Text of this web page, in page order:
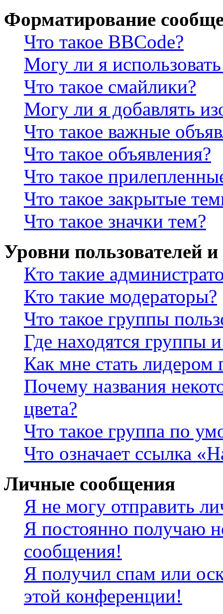
Форматирование
Что такое BBCode?
Могу ли я
Что такое смайлики?
Могу ли я добавлять
Что такое важные
Что такое объявления?
Что такое
Что такое закрытые
Что такое значки тем?
Уровни пользователей
Кто такие
Кто такие модераторы?
Что такое группы
Где находятся группы
Как мне стать лидером
Почему названия
цвета?
Что такое группа по
Что означает ссылка
Личные сообщения
Я не могу отправить
Я постоянно получаю
сообщения!
Я получил спам или
этой конференции!